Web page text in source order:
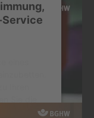
Service
Nutzung
um
zu machen.